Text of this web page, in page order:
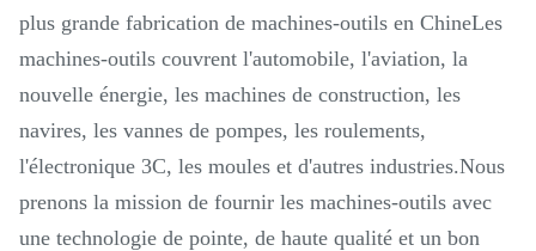
plus grande fabrication de machines-outils en ChineLes
machines-outils couvrent l'automobile, l'aviation, la
nouvelle énergie, les machines de construction, les
navires, les vannes de pompes, les roulements,
l'électronique 3C, les moules et d'autres industries.Nous
prenons la mission de fournir les machines-outils avec
une technologie de pointe, de haute qualité et un bon